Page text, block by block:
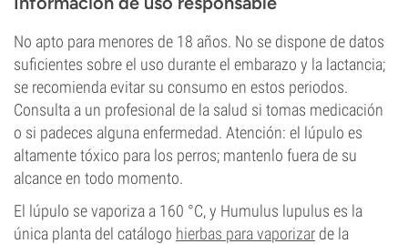
No apto para menores de 18 años. No se dispone de datos
suficientes sobre el uso durante el embarazo y la lactancia;
se recomienda evitar su consumo en estos periodos.
Consulta a un profesional de la salud si tomas medicación
o si padeces alguna enfermedad. Atención: el lúpulo es
altamente tóxico para los perros; mantenlo fuera de su
alcance en todo momento.
El lúpulo se vaporiza a 160 °C, y Humulus lupulus es la
única planta del catálogo hierbas para vaporizar de la